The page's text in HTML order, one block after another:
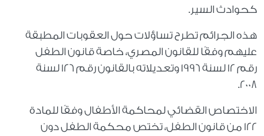
كحوادث السير.
هذه الجرائم تطرح تساؤلات حول العقوبات المطبقة
عليهم وفقًا للقانون المصري، خاصة قانون الطفل
رقم 12 لسنة 1996 وتعديلاته بالقانون رقم 126 لسنة
2008.
الاختصاص القضائي لمحاكمة الأطفال وفقًا للمادة
122 من قانون الطفل، تختص محكمة الطفل دون